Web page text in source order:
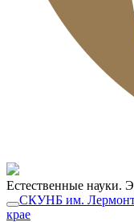
Естественные науки.
СКУНБ им.
крае